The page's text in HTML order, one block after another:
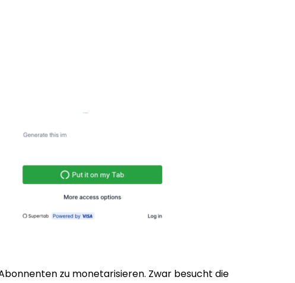
zu monetarisieren. Zwar besucht die